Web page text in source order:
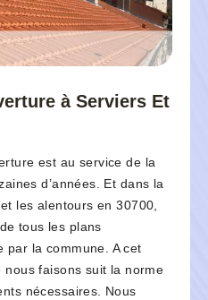
à Serviers Et
est au service de la
d’années. Et dans la
les alentours en 30700,
tous les plans
par la commune. A cet
faisons suit la norme
nécessaires. Nous